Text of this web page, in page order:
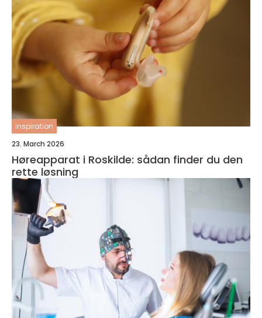
inspiration
23. March 2026
Høreapparat i Roskilde: sådan finder du den
rette løsning